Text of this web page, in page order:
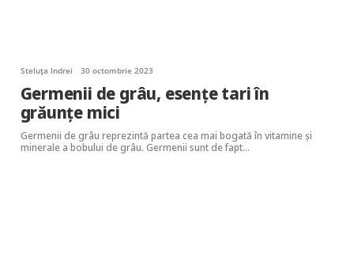
Steluța Indrei 30 octombrie 2023
Germenii de grâu, esențe tari în
grăunțe mici
Germenii de grâu reprezintă partea cea mai bogată în vitamine și
minerale a bobului de grâu. Germenii sunt de fapt…